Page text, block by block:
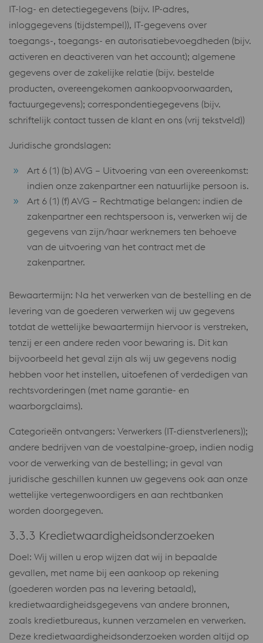
IT-log- en detectiegegevens (bijv. IP-adres,
inloggegevens (tijdstempel)), IT-gegevens over
toegangs-, toegangs- en autorisatiebevoegdheden (bijv.
activeren en deactiveren van het account); algemene
gegevens over de zakelijke relatie (bijv. bestelde
producten, overeengekomen aankoopvoorwaarden,
factuurgegevens); correspondentiegegevens (bijv.
schriftelijk contact tussen de klant en ons (vrij tekstveld))
Juridische grondslagen:
Art 6 (1) (b) AVG – Uitvoering van een overeenkomst:
indien onze zakenpartner een natuurlijke persoon is.
Art 6 (1) (f) AVG – Rechtmatige belangen: indien de
zakenpartner een rechtspersoon is, verwerken wij de
gegevens van zijn/haar werknemers ten behoeve
van de uitvoering van het contract met de
zakenpartner.
Bewaartermijn: Na het verwerken van de bestelling en de
levering van de goederen verwerken wij uw gegevens
totdat de wettelijke bewaartermijn hiervoor is verstreken,
tenzij er een andere reden voor bewaring is. Dit kan
bijvoorbeeld het geval zijn als wij uw gegevens nodig
hebben voor het instellen, uitoefenen of verdedigen van
rechtsvorderingen (met name garantie- en
waarborgclaims).
Categorieën ontvangers: Verwerkers (IT-dienstverleners));
andere bedrijven van de voestalpine-groep, indien nodig
voor de verwerking van de bestelling; in geval van
juridische geschillen kunnen uw gegevens ook aan onze
wettelijke vertegenwoordigers en aan rechtbanken
worden doorgegeven.
3.3.3 Kredietwaardigheidsonderzoeken
Doel: Wij willen u erop wijzen dat wij in bepaalde
gevallen, met name bij een aankoop op rekening
(goederen worden pas na levering betaald),
kredietwaardigheidsgegevens van andere bronnen,
zoals kredietbureaus, kunnen verzamelen en verwerken.
Deze kredietwaardigheidsonderzoeken worden altijd op